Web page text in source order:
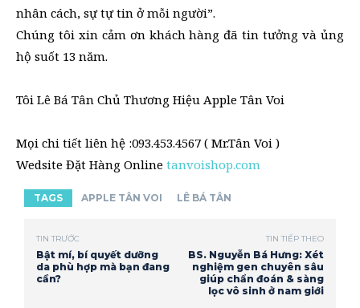
nhân cách, sự tự tin ở mỗi người”.
Chúng tôi xin cảm ơn khách hàng đã tin tưởng và ủng
hộ suốt 13 năm.
Tôi Lê Bá Tân Chủ Thương Hiệu Apple Tân Voi
Mọi chi tiết liên hệ :093.453.4567 ( Mr.Tân Voi )
Wedsite Đặt Hàng Online tanvoishop.com
TAGS APPLE TÂN VOI LÊ BÁ TÂN
TIN TRƯỚC
Bật mí, bí quyết dưỡng
da phù hợp mà bạn đang
cần?
TIN TIẾP THEO
BS. Nguyễn Bá Hưng: Xét
nghiệm gen chuyên sâu
giúp chẩn đoán & sàng
lọc vô sinh ở nam giới